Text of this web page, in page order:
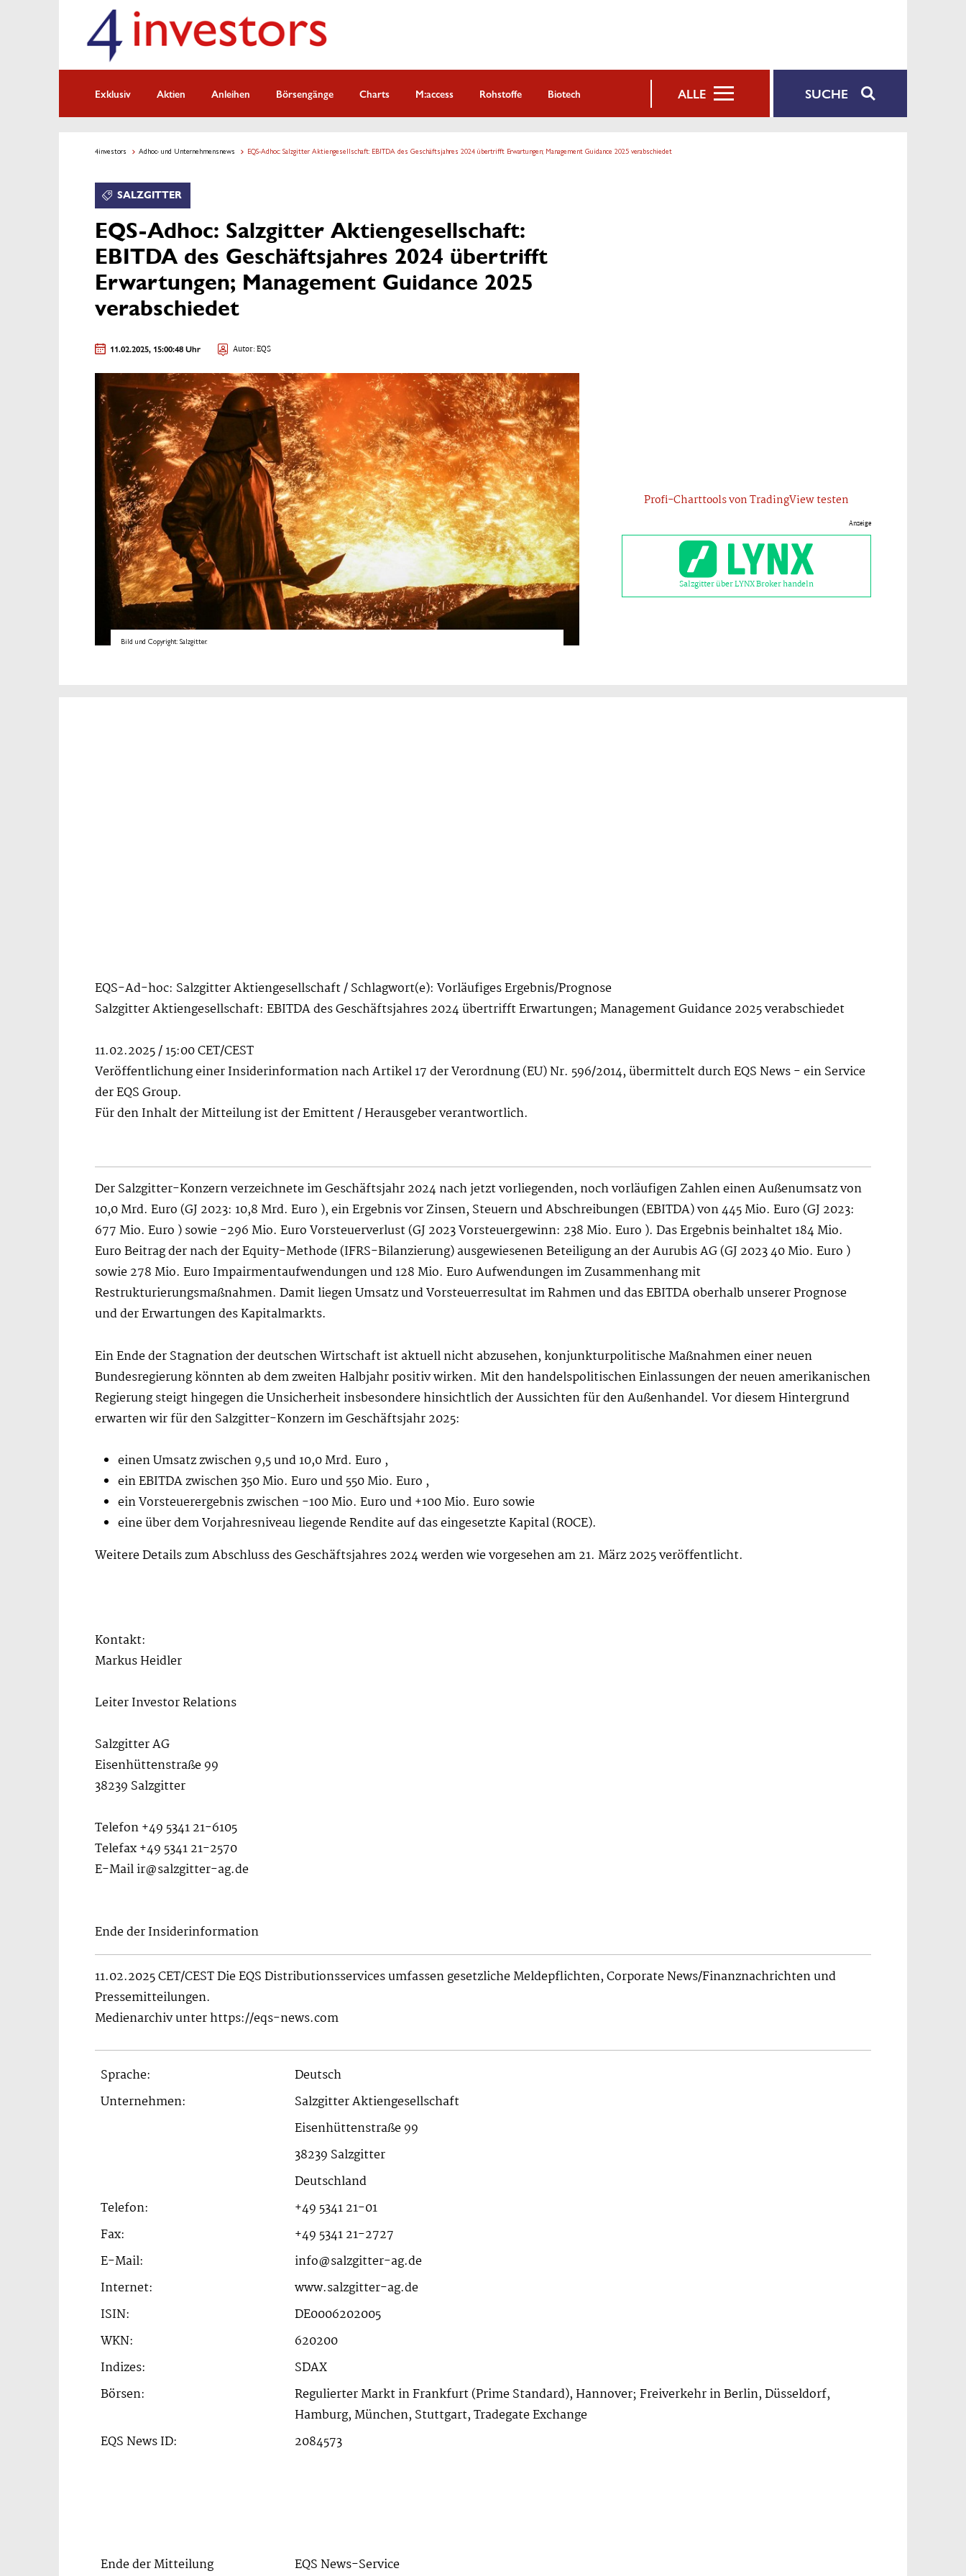
SUCHE
ALLE
Exklusiv Aktien Anleihen Börsengänge Charts M:access Rohstoffe Biotech
4investors Adhoc- und Unternehmensnews EQS-Adhoc: Salzgitter Aktiengesellschaft: EBITDA des Geschäftsjahres 2024 übertrifft Erwartungen; Management Guidance 2025 verabschiedet
SALZGITTER
EQS-Adhoc: Salzgitter Aktiengesellschaft:
EBITDA des Geschäftsjahres 2024 übertrifft
Erwartungen; Management Guidance 2025
verabschiedet
11.02.2025, 15:00:48 Uhr Autor: EQS
Bild und Copyright: Salzgitter.
Profi-Charttools von TradingView testen
Anzeige
Salzgitter über LYNX Broker handeln
EQS-Ad-hoc: Salzgitter Aktiengesellschaft / Schlagwort(e): Vorläufiges Ergebnis/Prognose
Salzgitter Aktiengesellschaft: EBITDA des Geschäftsjahres 2024 übertrifft Erwartungen; Management Guidance 2025 verabschiedet
11.02.2025 / 15:00 CET/CEST
Veröffentlichung einer Insiderinformation nach Artikel 17 der Verordnung (EU) Nr. 596/2014, übermittelt durch EQS News - ein Service
der EQS Group.
Für den Inhalt der Mitteilung ist der Emittent / Herausgeber verantwortlich.
Der Salzgitter-Konzern verzeichnete im Geschäftsjahr 2024 nach jetzt vorliegenden, noch vorläufigen Zahlen einen Außenumsatz von
10,0 Mrd. Euro (GJ 2023: 10,8 Mrd. Euro ), ein Ergebnis vor Zinsen, Steuern und Abschreibungen (EBITDA) von 445 Mio. Euro (GJ 2023:
677 Mio. Euro ) sowie -296 Mio. Euro Vorsteuerverlust (GJ 2023 Vorsteuergewinn: 238 Mio. Euro ). Das Ergebnis beinhaltet 184 Mio.
Euro Beitrag der nach der Equity-Methode (IFRS-Bilanzierung) ausgewiesenen Beteiligung an der Aurubis AG (GJ 2023 40 Mio. Euro )
sowie 278 Mio. Euro Impairmentaufwendungen und 128 Mio. Euro Aufwendungen im Zusammenhang mit
Restrukturierungsmaßnahmen. Damit liegen Umsatz und Vorsteuerresultat im Rahmen und das EBITDA oberhalb unserer Prognose
und der Erwartungen des Kapitalmarkts.
Ein Ende der Stagnation der deutschen Wirtschaft ist aktuell nicht abzusehen, konjunkturpolitische Maßnahmen einer neuen
Bundesregierung könnten ab dem zweiten Halbjahr positiv wirken. Mit den handelspolitischen Einlassungen der neuen amerikanischen
Regierung steigt hingegen die Unsicherheit insbesondere hinsichtlich der Aussichten für den Außenhandel. Vor diesem Hintergrund
erwarten wir für den Salzgitter-Konzern im Geschäftsjahr 2025:
einen Umsatz zwischen 9,5 und 10,0 Mrd. Euro ,
ein EBITDA zwischen 350 Mio. Euro und 550 Mio. Euro ,
ein Vorsteuerergebnis zwischen -100 Mio. Euro und +100 Mio. Euro sowie
eine über dem Vorjahresniveau liegende Rendite auf das eingesetzte Kapital (ROCE).
Weitere Details zum Abschluss des Geschäftsjahres 2024 werden wie vorgesehen am 21. März 2025 veröffentlicht.
Kontakt:
Markus Heidler
Leiter Investor Relations
Salzgitter AG
Eisenhüttenstraße 99
38239 Salzgitter
Telefon +49 5341 21-6105
Telefax +49 5341 21-2570
E-Mail ir@salzgitter-ag.de
Ende der Insiderinformation
11.02.2025 CET/CEST Die EQS Distributionsservices umfassen gesetzliche Meldepflichten, Corporate News/Finanznachrichten und
Pressemitteilungen.
Medienarchiv unter https://eqs-news.com
Sprache:
Deutsch
Unternehmen:
Salzgitter Aktiengesellschaft
Eisenhüttenstraße 99
38239 Salzgitter
Deutschland
Telefon:
+49 5341 21-01
Fax:
+49 5341 21-2727
E-Mail:
info@salzgitter-ag.de
Internet:
www.salzgitter-ag.de
ISIN:
DE0006202005
WKN:
620200
Indizes:
SDAX
Börsen:
Regulierter Markt in Frankfurt (Prime Standard), Hannover; Freiverkehr in Berlin, Düsseldorf,
Hamburg, München, Stuttgart, Tradegate Exchange
EQS News ID:
2084573
Ende der Mitteilung EQS News-Service